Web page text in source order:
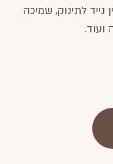
לתינוק, שמיכה
ועוד.